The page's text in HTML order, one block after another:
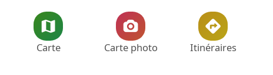
Carte Carte photo Itinéraires